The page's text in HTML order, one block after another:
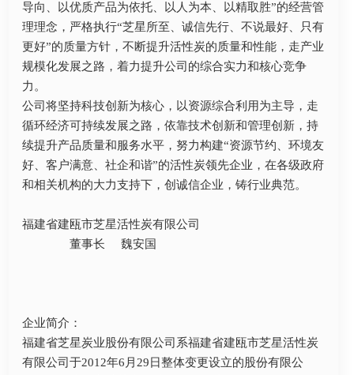
导向、以优质产品为依托、以人为本、以精取胜”的经营管
理理念，严格执行“芝星所至、诚信先行、不说最好、只有
更好”的质量方针，不断提升活性炭的质量和性能，走产业
规模化发展之路，着力提升公司的综合实力和核心竞争
力。
公司将坚持科技创新为核心，以资源综合利用为主导，走
循环经济可持续发展之路，依靠技术创新和管理创新，持
续提升产品质量和服务水平，努力构建“资源节约、环境友
好、客户满意、社企和谐”的活性炭领先企业，在各级政府
和相关机构的大力支持下，创诚信企业，铸行业典范。
福建省建瓯市芝星活性炭有限公司
董事长 魏安国
企业简介：
福建省芝星炭业股份有限公司系福建省建瓯市芝星活性炭
有限公司于2012年6月29日整体变更设立的股份有限公